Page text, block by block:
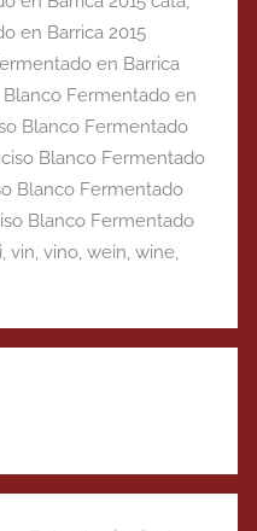
en Barrica 2015
en Barrica
Blanco Fermentado en
Blanco Fermentado
Blanco Fermentado
Blanco Fermentado
Blanco Fermentado
, vin, vino, wein, wine,